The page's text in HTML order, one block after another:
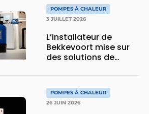
POMPES À CHALEUR
3 JUILLET 2026
L’installateur de
Bekkevoort mise sur
des solutions de
systèmes de
chauffage pilotés par
pompe à chaleur
POMPES À CHALEUR
26 JUIN 2026